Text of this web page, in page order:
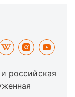
российская